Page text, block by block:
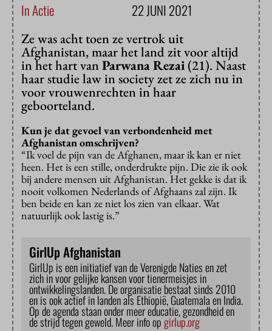
In Actie 22 JUNI 2021
Ze was acht toen ze vertrok uit
Afghanistan, maar het land zit voor altijd
in het hart vanParwana Rezai (21). Naast
haar studie law in society zet ze zich nu in
voor vrouwenrechten in haar
geboorteland.
Kun je dat gevoel van verbondenheid met
Afghanistan omschrijven?
“Ik voel de pijn van de Afghanen, maar ik kan er niet
heen. Het is een stille, onderdrukte pijn. Die zie ik ook
bij andere mensen uit Afghanistan. Het gekke is dat ik
nooit volkomen Nederlands of Afghaans zal zijn. Ik
ben beide en kan ze niet los zien van elkaar. Wat
natuurlijk ook lastig is.”
GirlUp Afghanistan
GirlUp is een initiatief van de Verenigde Naties en zet
zich in voor gelijke kansen voor tienermeisjes in
ontwikkelingslanden. De organisatie bestaat sinds 2010
en is ook actief in landen als Ethiopië, Guatemala en India.
Op de agenda staan onder meer educatie, gezondheid en
de strijd tegen geweld. Meer info opgirlup.org